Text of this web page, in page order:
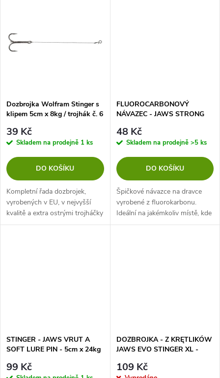
ů
t
ů
Dozbrojka Wolfram Stinger s
klipem 5cm x 8kg / trojhák č. 6
39 Kč
Skladem na prodejně 1 ks
DO KOŠÍKU
Kompletní řada dozbrojek,
vyrobených v EU, v nejvyšší
kvalitě a extra ostrými trojháčky
Sensual.
FLUOROCARBONOVÝ
NÁVAZEC - JAWS STRONG
48 Kč
Skladem na prodejně >5 ks
DO KOŠÍKU
Špičkové návazce na dravce
vyrobené z fluorokarbonu.
Ideální na jakémkoliv místě, kde
při lovu candáta nebo okouna
STINGER - JAWS VRUT A
SOFT LURE PIN - 5cm x 24kg
99 Kč
DOZBROJKA - Z KRĘTLIKÓW
JAWS EVO STINGER XL -
op.2szt.
109 Kč